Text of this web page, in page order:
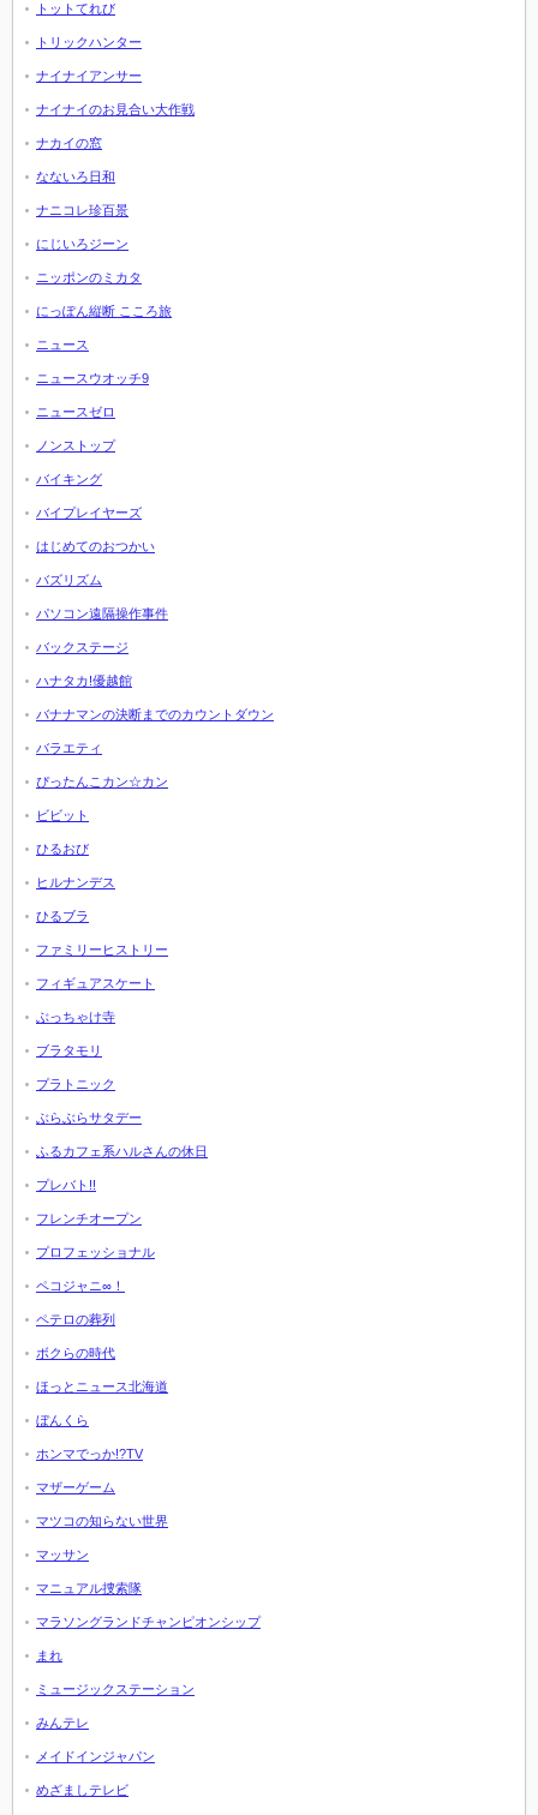
トットてれび
トリックハンター
ナイナイアンサー
ナイナイのお見合い大作戦
ナカイの窓
なないろ日和
ナニコレ珍百景
にじいろジーン
ニッポンのミカタ
にっぽん縦断 こころ旅
ニュース
ニュースウオッチ9
ニュースゼロ
ノンストップ
バイキング
バイプレイヤーズ
はじめてのおつかい
バズリズム
パソコン遠隔操作事件
バックステージ
ハナタカ!優越館
バナナマンの決断までのカウントダウン
バラエティ
ぴったんこカン☆カン
ビビット
ひるおび
ヒルナンデス
ひるブラ
ファミリーヒストリー
フィギュアスケート
ぶっちゃけ寺
ブラタモリ
プラトニック
ぶらぶらサタデー
ふるカフェ系ハルさんの休日
プレバト!!
フレンチオープン
プロフェッショナル
ペコジャニ∞！
ペテロの葬列
ボクらの時代
ほっとニュース北海道
ぼんくら
ホンマでっか!?TV
マザーゲーム
マツコの知らない世界
マッサン
マニュアル捜索隊
マラソングランドチャンピオンシップ
まれ
ミュージックステーション
みんテレ
メイドインジャパン
めざましテレビ